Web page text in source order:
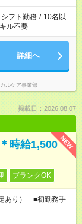
40時間を超える場
シフト勤務 / 10名以
ル不要
詳細へ
ルケア事業部
掲載日：2026.08.07
NEW
時給1,500
ブランクOK
あり） ■初勤務手